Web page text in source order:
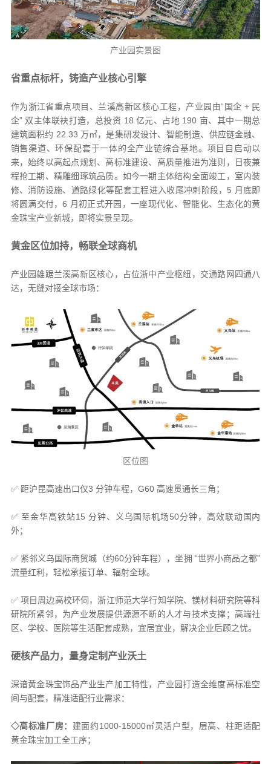
产业园实景图
省重点标杆，铸造产业核心引擎
作为浙江省重点项目、兰溪高新区核心工程，产业园由“国企 + 民
企” 双主体联袂打造，总投资 18 亿元、占地 190 亩、其中一期总
建筑面积约 22.33 万㎡，是集研发设计、智能制造、供应链金融、
销售渠道、环保配套于一体的全产业链综合基地。项目自启动以
来，始终以高起点规划、高标准建设、高质量推进为准则，日夜兼
程抢工期、精雕细琢筑品质。如今一期主体结构全面竣工，室内装
修、消防设施、道路绿化等配套工程进入收尾冲刺阶段，5 月底即
将圆满交付，6 月初正式开园，一座现代化、智能化、生态化的黄
金珠宝产业新城，即将实景呈现。
黄金区位加持，畅联全球商机
产业园雄踞兰溪高新区核心，占位浙中产业枢纽，交通路网四通八
达，无缝对接全球市场：
区位图
✅ 距沪昆高速出口仅3 分钟车程，G60 高速贯通长三角；
✅ 至金华高铁站15 分钟、义乌国际机场50分钟，高效联动国内
外；
✅ 紧邻义乌国际商贸城（约60分钟车程），坐拥 “世界小商品之都”
流量红利，轻松承接订单、辐射全球。
✅ 项目周边高校环伺，浙江师范大学行知学院、镁材料研究院等科
研院所紧邻，为产业发展提供源源不断的人才与技术支撑；高端社
区、学校、医院等生活配套成熟，宜居宜业，解决企业后顾之忧。
硬核产品力，量身定制产业沃土
深谙黄金珠宝饰品产业生产加工特性，产业园打造全维度高标准空
间与配套，精准适配行业需求：
◇高标准厂房： 建面约1000-15000㎡灵活户型，层高、柱距适配
黄金珠宝加工全工序；